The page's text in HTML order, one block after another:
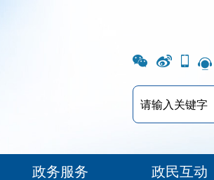
政务服务 政民互动